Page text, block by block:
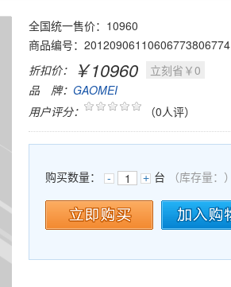
全国统一售价：10960
商品编号：20120906110606773806774
折扣价：
￥10960
立刻省￥0
品 牌： GAOMEI
用户评分：
（0人评）
购买数量： - + 台 （库存量： ）